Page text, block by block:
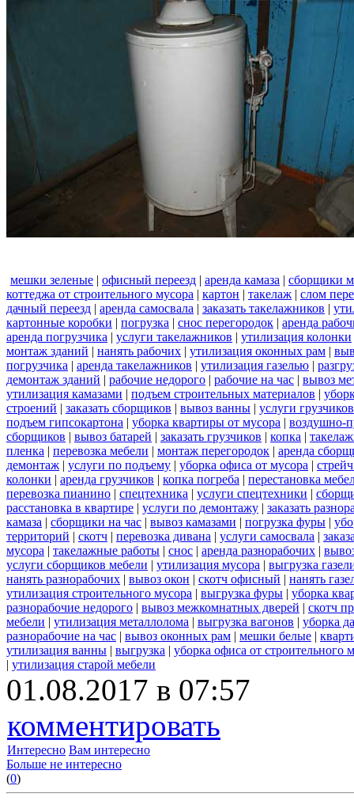
мешки зеленые | офисный переезд | аренда камаза | сборщики
коттеджа от строительного мусора | картон | такелаж | слом
дачный переезд | аренда самосвала | заказать такелажников |
картонные коробки | погрузка | снос перегородок | аренда
аренда погрузчика | услуги такелажников | утилизация колонки
монтаж зданий | нанять рабочих | утилизация оконных рам |
погрузчика | аренда такелажников | утилизация газелью |
демонтаж зданий | рабочие недорого | рабочие на час | вывоз
утилизация камазами | подъем строительных материалов |
строений | заказать сборщиков | вывоз ванны | услуги грузчиков
подъем гипсокартона | уборка квартиры от мусора | воздушно-
сборщиков | вывоз батарей | заказать грузчиков | копка |
пленка | перевозка мебели | монтаж перегородок | аренда
демонтаж | услуги по подъему | уборка офиса от мусора |
колонки | аренда грузчиков | копка погреба | перестановка
перевозка пианино | спецтехника | услуги спецтехники |
расстановка в квартире | услуги по демонтажу | заказать
камаза | сборщики на час | вывоз камазами | погрузка фуры |
территорий | скотч | перевозка дивана | услуги самосвала |
мусора | такелажные работы | снос | аренда разнорабочих |
услуги сборщиков мебели | утилизация мусора | выгрузка
нанять разнорабочих | вывоз окон | скотч офисный | нанять
утилизация строительного мусора | выгрузка фуры | уборка
разнорабочие недорого | вывоз межкомнатных дверей | скотч
мебели | утилизация металлолома | выгрузка вагонов | уборка
разнорабочие на час | вывоз оконных рам | мешки белые |
утилизация ванны | выгрузка | уборка офиса от строительного
| утилизация старой мебели
01.08.2017 в 07:57
комментировать
Интересно Вам интересно
Больше не интересно
(0)